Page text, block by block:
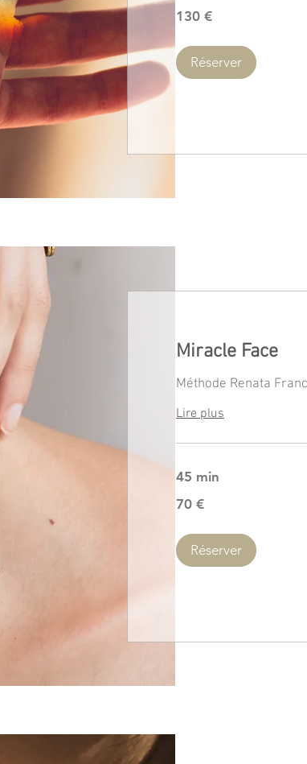
euros
130 €
Réserver
Miracle Face
Méthode Renata
Lire plus
45 min
euros
70 €
Réserver